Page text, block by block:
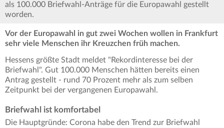
als 100.000 Briefwahl-Anträge für die Europawahl gestellt
worden.
Vor der Europawahl in gut zwei Wochen wollen in Frankfurt
sehr viele Menschen ihr Kreuzchen früh machen.
Hessens größte Stadt meldet "Rekordinteresse bei der
Briefwahl". Gut 100.000 Menschen hätten bereits einen
Antrag gestellt - rund 70 Prozent mehr als zum selben
Zeitpunkt bei der vergangenen Europawahl.
Briefwahl ist komfortabel
Die Hauptgründe: Corona habe den Trend zur Briefwahl